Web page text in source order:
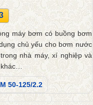
máy bơm có buồng bơm
chủ yếu cho bơm nước
nhà máy, xí nghiệp và
khác…
50-125/2.2